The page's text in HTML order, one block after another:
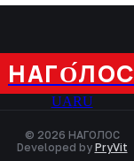
НАГО́ЛОC
UARU
© 2026 НАГОЛОC
Developed by PryVit